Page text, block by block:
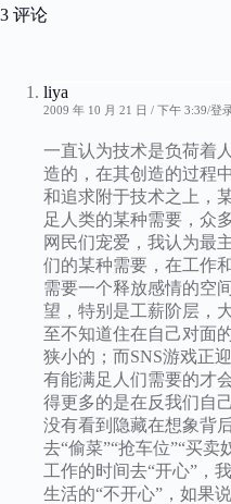
3 评论
liya
2009 年 10 月 21 日 / 下午 3:39 登
一直认为技术是负荷着
造的，在其创造的过程
和追求附于技术之上，
足人类的某种需要，众
网民们宠爱，我认为最
们的某种需要，在工作
需要一个释放感情的空
望，特别是工薪阶层，
至不知道住在自己对面
狭小的；而SNS游戏正
有能满足人们需要的才
得更多的是在反我们自
没有看到隐藏在想象背
去“偷菜”“抢车位”“买
工作的时间去“开心”，
生活的“不开心”，如果